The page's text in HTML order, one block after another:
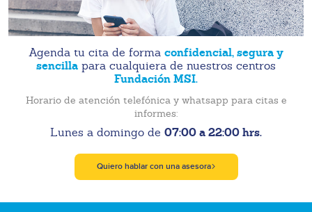
Agenda tu cita de forma confidencial, segura y
sencilla para cualquiera de nuestros centros
Fundación MSI.
Horario de atención telefónica y whatsapp para citas e
informes:
Lunes a domingo de 07:00 a 22:00 hrs.
Quiero hablar con una asesora